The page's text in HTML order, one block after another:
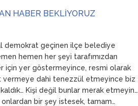
HABER BEKLİYORUZ
demokrat geçinen ilçe belediye
hemen her şeyi tarafımızdan
için yer göstermeyince, resmi olarak
vermeye dahi tenezzül etmeyince biz
Kişi değil bunlar merak etmeyin…
onlardan bir şey istesek, tamam…